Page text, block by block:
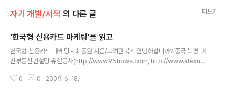
자기 개발/서적 의 다른 글 더보기
'한국형 신용카드 마케팅'을 읽고
한국형 신용카드 마케팅 - 최동원 지음/고려원북스 안녕하십니까? 중국 북경 대
신부동산컨설팅 유한공사(http://www.95hows.com, http://www.alexna
신용카드 제휴에 관련된 내용을 알고 싶어, 책을 보게 되었습니다. 신용카드의
0 0 2009. 6. 18.